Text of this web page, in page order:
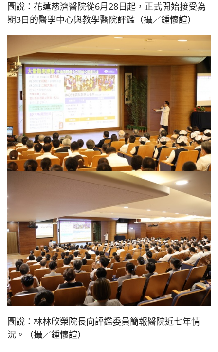
圖說：花蓮慈濟醫院從6月28日起，正式開始接受為
期3日的醫學中心與教學醫院評鑑（攝／鍾懷諠）
圖說：林林欣榮院長向評鑑委員簡報醫院近七年情
況。（攝／鍾懷諠）